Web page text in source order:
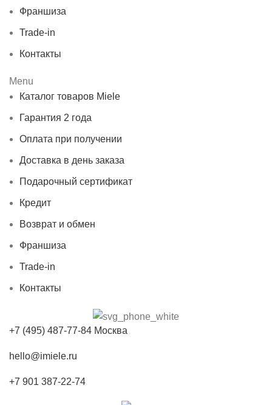
Франшиза
Trade-in
Контакты
Menu
Каталог товаров Miele
Гарантия 2 года
Оплата при получении
Доставка в день заказа
Подарочный сертификат
Кредит
Возврат и обмен
Франшиза
Trade-in
Контакты
+7 (495) 487-77-84 Москва
hello@imiele.ru
+7 901 387-22-74